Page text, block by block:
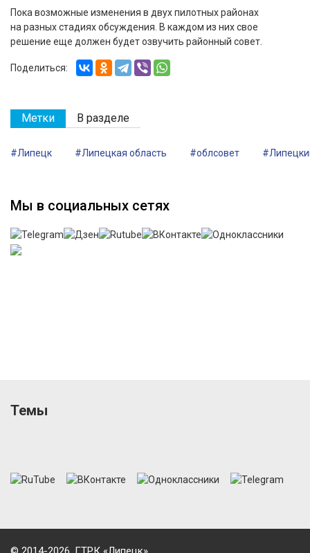
Пока возможные изменения в двух пилотных районах
на разных стадиях обсуждения. В каждом из них свое
решение еще должен будет озвучить районный совет.
Поделиться:
Метки В разделе
#Липецк #Липецкая область #облсовет
Мы в социальных сетях
Темы